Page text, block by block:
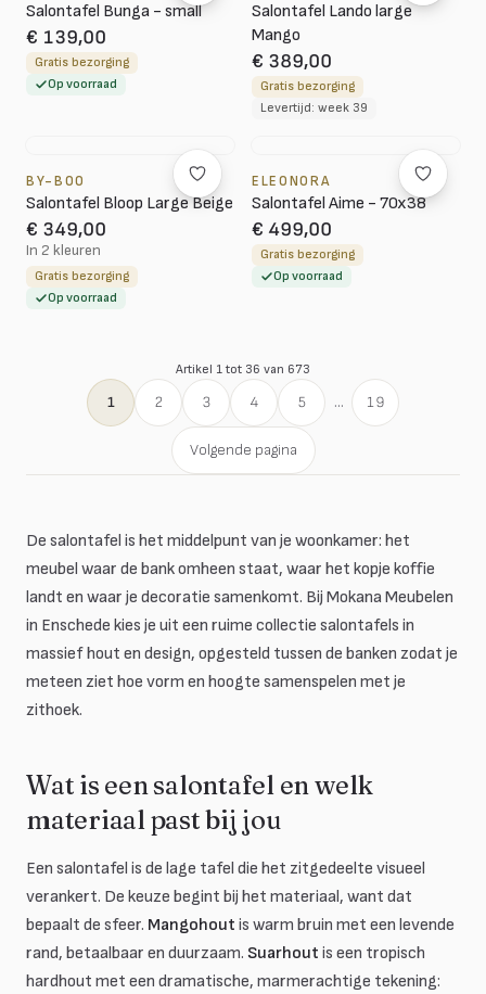
Salontafel Bunga - small
€ 139,00
Gratis bezorging
Op voorraad
Salontafel Lando large
Mango
€ 389,00
Gratis bezorging
Levertijd: week 39
BY-BOO
Salontafel Bloop Large Beige
€ 349,00
In 2 kleuren
Gratis bezorging
Op voorraad
ELEONORA
Salontafel Aime - 70x38
€ 499,00
Gratis bezorging
Op voorraad
Artikel 1 tot 36 van 673
1 2 3 4 5 ... 19
Volgende pagina
De salontafel is het middelpunt van je woonkamer: het
meubel waar de bank omheen staat, waar het kopje koffie
landt en waar je decoratie samenkomt. Bij Mokana Meubelen
in Enschede kies je uit een ruime collectie salontafels in
massief hout en design, opgesteld tussen de banken zodat je
meteen ziet hoe vorm en hoogte samenspelen met je
zithoek.
Wat is een salontafel en welk
materiaal past bij jou
Een salontafel is de lage tafel die het zitgedeelte visueel
verankert. De keuze begint bij het materiaal, want dat
bepaalt de sfeer. Mangohout is warm bruin met een levende
rand, betaalbaar en duurzaam. Suarhout is een tropisch
hardhout met een dramatische, marmerachtige tekening: